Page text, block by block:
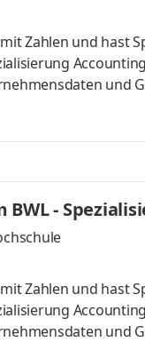
Zahlen und hast
und
im April oder
absolvierst Du bei
BWL -
Zahlen und hast
und